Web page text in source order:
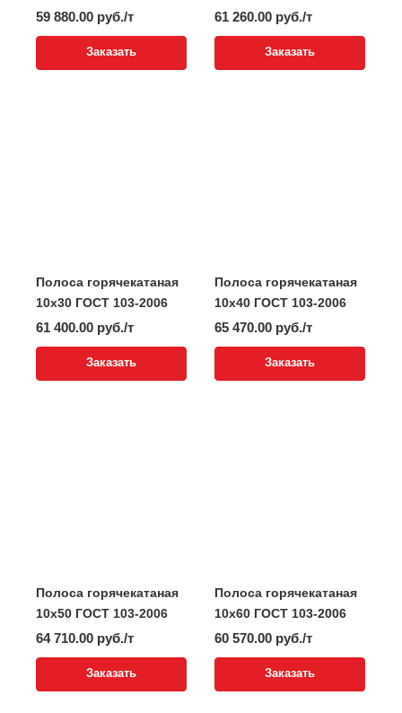
59 880.00 руб./т
Заказать
61 260.00 руб./т
Заказать
Полоса горячекатаная
10x30 ГОСТ 103-2006
61 400.00 руб./т
Заказать
Полоса горячекатаная
10x40 ГОСТ 103-2006
65 470.00 руб./т
Заказать
Полоса горячекатаная
10x50 ГОСТ 103-2006
64 710.00 руб./т
Заказать
Полоса горячекатаная
10x60 ГОСТ 103-2006
60 570.00 руб./т
Заказать